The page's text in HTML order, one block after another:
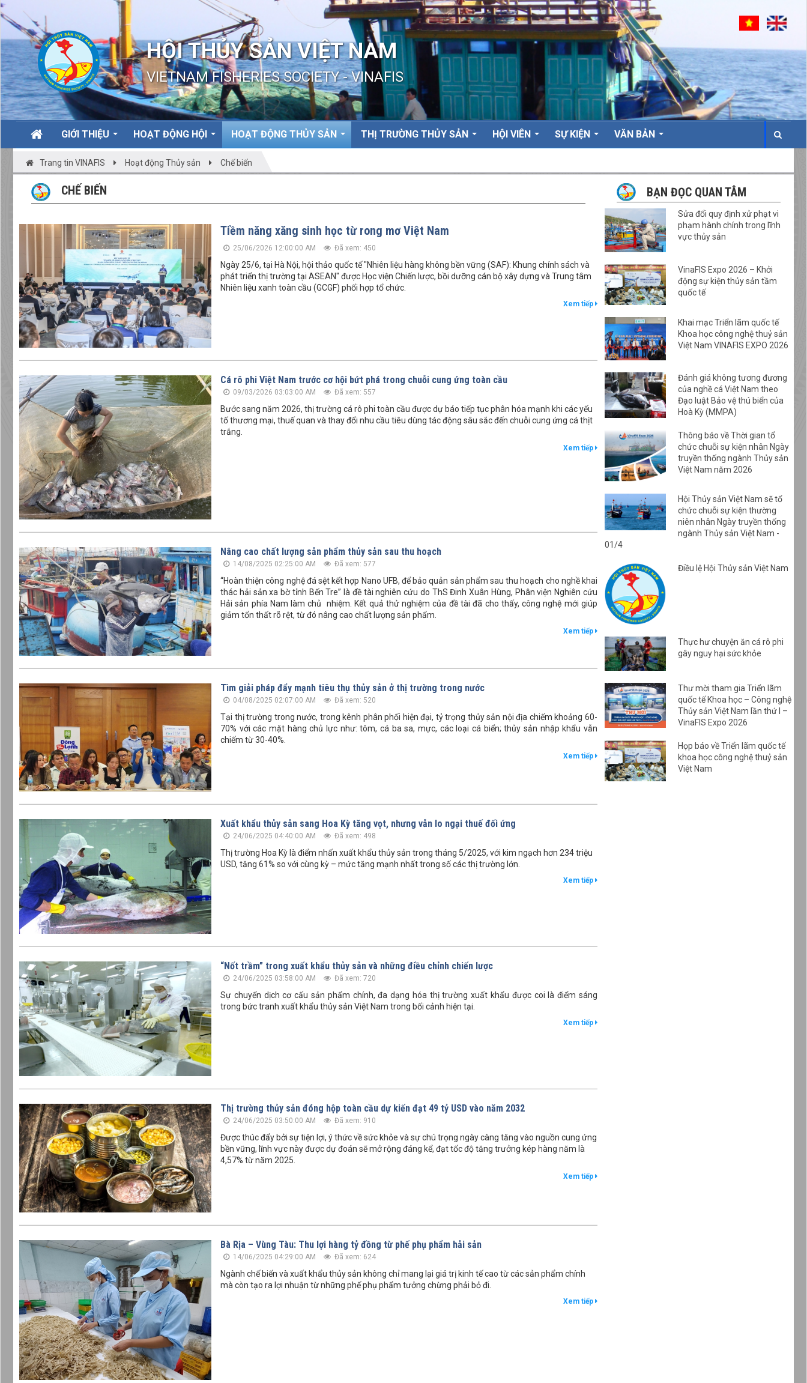
HỘI THỦY SẢN VIỆT NAM
VIETNAM FISHERIES SOCIETY - VINAFIS
GIỚI THIỆU HOẠT ĐỘNG HỘI HOẠT ĐỘNG THỦY SẢN THỊ TRƯỜNG THỦY SẢN HỘI VIÊN SỰ KIỆN VĂN BẢN
Trang tin VINAFIS Hoạt động Thủy sản Chế biến
CHẾ BIẾN
Tiềm năng xăng sinh học từ rong mơ Việt Nam
25/06/2026 12:00:00 AM Đã xem: 450
Ngày 25/6, tại Hà Nội, hội thảo quốc tế "Nhiên liệu hàng không bền vững (SAF): Khung chính sách và
phát triển thị trường tại ASEAN" được Học viện Chiến lược, bồi dưỡng cán bộ xây dựng và Trung tâm
Nhiên liệu xanh toàn cầu (GCGF) phối hợp tổ chức.
Xem tiếp
Cá rô phi Việt Nam trước cơ hội bứt phá trong chuỗi cung ứng toàn cầu
09/03/2026 03:03:00 AM Đã xem: 557
Bước sang năm 2026, thị trường cá rô phi toàn cầu được dự báo tiếp tục phân hóa mạnh khi các yếu
tố thương mại, thuế quan và thay đổi nhu cầu tiêu dùng tác động sâu sắc đến chuỗi cung ứng cá thịt
trắng.
Xem tiếp
Nâng cao chất lượng sản phẩm thủy sản sau thu hoạch
14/08/2025 02:25:00 AM Đã xem: 577
“Hoàn thiện công nghệ đá sệt kết hợp Nano UFB, để bảo quản sản phẩm sau thu hoạch cho nghề khai
thác hải sản xa bờ tỉnh Bến Tre” là đề tài nghiên cứu do ThS Đinh Xuân Hùng, Phân viện Nghiên cứu
Hải sản phía Nam làm chủ nhiệm. Kết quả thử nghiệm của đề tài đã cho thấy, công nghệ mới giúp
giảm tổn thất rõ rệt, từ đó nâng cao chất lượng sản phẩm.
Xem tiếp
Tìm giải pháp đẩy mạnh tiêu thụ thủy sản ở thị trường trong nước
04/08/2025 02:07:00 AM Đã xem: 520
Tại thị trường trong nước, trong kênh phân phối hiện đại, tỷ trọng thủy sản nội địa chiếm khoảng 60-
70% với các mặt hàng chủ lực như: tôm, cá ba sa, mực, các loại cá biển; thủy sản nhập khẩu vẫn
chiếm từ 30-40%.
Xem tiếp
Xuất khẩu thủy sản sang Hoa Kỳ tăng vọt, nhưng vẫn lo ngại thuế đối ứng
24/06/2025 04:40:00 AM Đã xem: 498
Thị trường Hoa Kỳ là điểm nhấn xuất khẩu thủy sản trong tháng 5/2025, với kim ngạch hơn 234 triệu
USD, tăng 61% so với cùng kỳ – mức tăng mạnh nhất trong số các thị trường lớn.
Xem tiếp
“Nốt trầm” trong xuất khẩu thủy sản và những điều chỉnh chiến lược
24/06/2025 03:58:00 AM Đã xem: 720
Sự chuyển dịch cơ cấu sản phẩm chính, đa dạng hóa thị trường xuất khẩu được coi là điểm sáng
trong bức tranh xuất khẩu thủy sản Việt Nam trong bối cảnh hiện tại.
Xem tiếp
Thị trường thủy sản đóng hộp toàn cầu dự kiến đạt 49 tỷ USD vào năm 2032
24/06/2025 03:50:00 AM Đã xem: 910
Được thúc đẩy bởi sự tiện lợi, ý thức về sức khỏe và sự chú trọng ngày càng tăng vào nguồn cung ứng
bền vững, lĩnh vực này được dự đoán sẽ mở rộng đáng kể, đạt tốc độ tăng trưởng kép hàng năm là
4,57% từ năm 2025.
Xem tiếp
Bà Rịa – Vùng Tàu: Thu lợi hàng tỷ đồng từ phế phụ phẩm hải sản
14/06/2025 04:29:00 AM Đã xem: 624
Ngành chế biến và xuất khẩu thủy sản không chỉ mang lại giá trị kinh tế cao từ các sản phẩm chính
mà còn tạo ra lợi nhuận từ những phế phụ phẩm tưởng chừng phải bỏ đi.
Xem tiếp
BẠN ĐỌC QUAN TÂM
Sửa đổi quy định xử phạt vi
phạm hành chính trong lĩnh
vực thủy sản
VinaFIS Expo 2026 – Khởi
động sự kiện thủy sản tầm
quốc tế
Khai mạc Triển lãm quốc tế
Khoa học công nghệ thuỷ sản
Việt Nam VINAFIS EXPO 2026
Đánh giá không tương đương
của nghề cá Việt Nam theo
Đạo luật Bảo vệ thú biển của
Hoà Kỳ (MMPA)
Thông báo về Thời gian tổ
chức chuỗi sự kiện nhân Ngày
truyền thống ngành Thủy sản
Việt Nam năm 2026
Hội Thủy sản Việt Nam sẽ tổ
chức chuỗi sự kiện thường
niên nhân Ngày truyền thống
ngành Thủy sản Việt Nam -
01/4
Điều lệ Hội Thủy sản Việt Nam
Thực hư chuyện ăn cá rô phi
gây nguy hại sức khỏe
Thư mời tham gia Triển lãm
quốc tế Khoa học – Công nghệ
Thủy sản Việt Nam lần thứ I –
VinaFIS Expo 2026
Họp báo về Triển lãm quốc tế
khoa học công nghệ thuỷ sản
Việt Nam